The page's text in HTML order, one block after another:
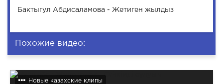
Бактыгул Абдисаламова - Жетиген жылдыз
Похожие видео:
Новые казахские клипы